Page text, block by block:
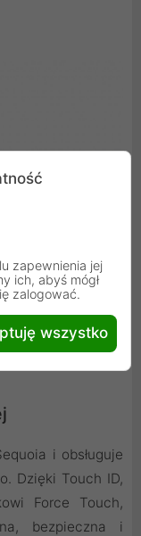
i obsługuje
Dzięki Touch ID,
Force Touch,
bezpieczna i
zapewnienia jej
ich, abyś mógł
zalogować.
wszystko